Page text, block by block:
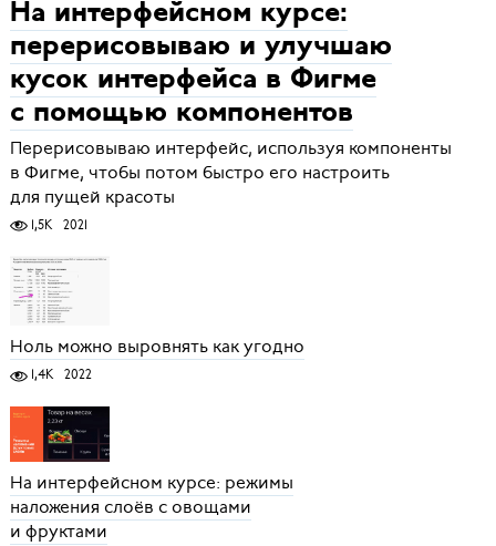
На интерфейсном курсе:
перерисовываю и улучшаю
кусок интерфейса в Фигме
с помощью компонентов
Перерисовываю интерфейс, используя компоненты
в Фигме, чтобы потом быстро его настроить
для пущей красоты
1,5K 2021
Ноль можно выровнять как угодно
1,4K 2022
На интерфейсном курсе: режимы
наложения слоёв с овощами
и фруктами